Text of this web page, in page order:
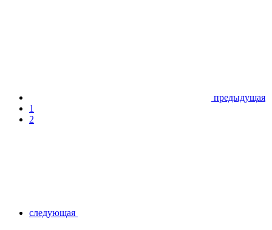
предыдущая
1
2
следующая